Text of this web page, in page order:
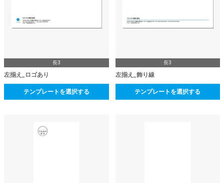
長3
左揃え_ロゴあり
テンプレートを選択する
長3
左揃え_飾り線
テンプレートを選択する